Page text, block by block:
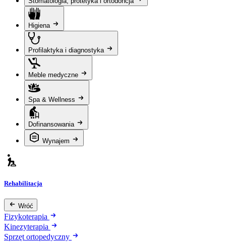
Higiena
Profilaktyka i diagnostyka
Meble medyczne
Spa & Wellness
Dofinansowania
Wynajem
Rehabilitacja
Wróć
Fizykoterapia
Kinezyterapia
Sprzęt ortopedyczny